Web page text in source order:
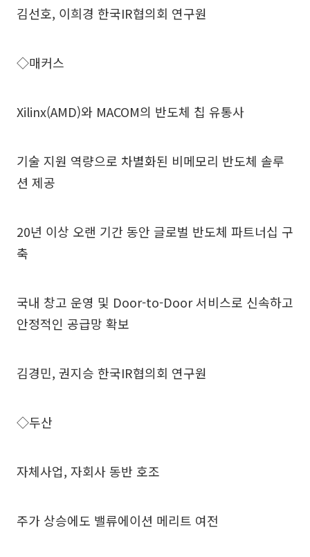
김선호, 이희경 한국IR협의회 연구원
◇매커스
Xilinx(AMD)와 MACOM의 반도체 칩 유통사
기술 지원 역량으로 차별화된 비메모리 반도체 솔루
션 제공
20년 이상 오랜 기간 동안 글로벌 반도체 파트너십 구
축
국내 창고 운영 및 Door-to-Door 서비스로 신속하고
안정적인 공급망 확보
김경민, 권지승 한국IR협의회 연구원
◇두산
자체사업, 자회사 동반 호조
주가 상승에도 밸류에이션 메리트 여전